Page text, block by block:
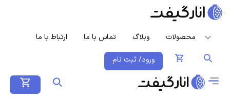
محصولات وبلاگ تماس با ما ارتباط با ما
ورود/ ثبت نام